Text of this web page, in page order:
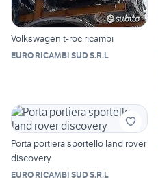
Volkswagen t-roc ricambi
EURO RICAMBI SUD S.R.L
Porta portiera sportello land rover
discovery
EURO RICAMBI SUD S.R.L